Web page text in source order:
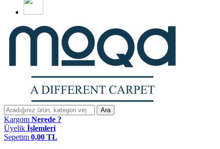
Ara
Kargom Nerede ?
Üyelik İşlemleri
Sepetim 0,00 TL